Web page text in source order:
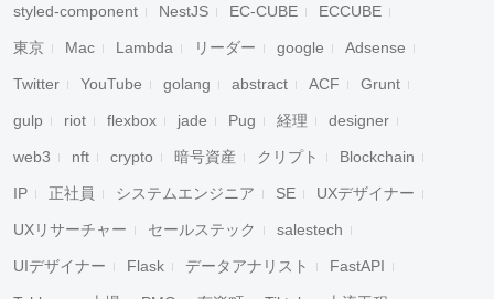
styled-component NestJS EC-CUBE ECCUBE
東京 Mac Lambda リーダー google Adsense
Twitter YouTube golang abstract ACF Grunt
gulp riot flexbox jade Pug 経理 designer
web3 nft crypto 暗号資産 クリプト Blockchain
IP 正社員 システムエンジニア SE UXデザイナー
UXリサーチャー セールステック salestech
UIデザイナー Flask データアナリスト FastAPI